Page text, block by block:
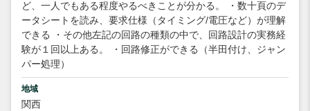
ど、一人でもある程度やるべきことが分かる。 ・数十頁のデ
ータシートを読み、要求仕様（タイミング/電圧など）が理解
できる ・その他左記の回路の種類の中で、回路設計の実務経
験が１回以上ある。 ・回路修正ができる（半田付け、ジャン
パー処理）
地域
関西